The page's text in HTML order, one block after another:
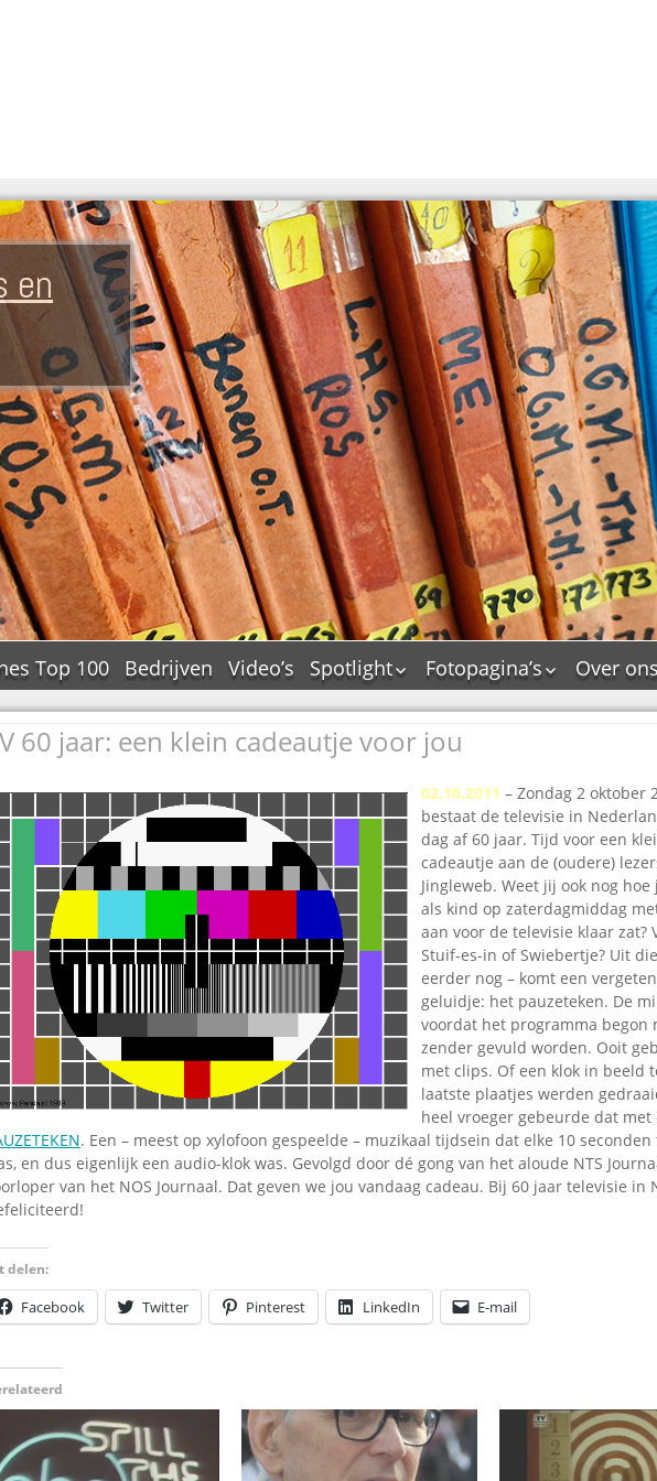
en
Top 100 Bedrijven Video’s
Spotlight
De Tourflitsjingle –
wie zijn de makers?
Jingledemo’s en hun
Dallas jingle city
De Tourtune
Ferry Maat 65
Ferry Maat interview
Jingle Awards
Jingle NIEUW
Omroepbanden
Stoomfluit Klaas
Vaak
Uitvinding
jinglecassette
Fotopagina’s
JAM in pictures
PAMS in pictures
Pepper & Tanner in
pictures
Top Format in
pictures
Dik Voormekaar in
foto’s
Over ons
60 jaar: een klein cadeautje voor jou
02.10.2011 – Zondag 2 oktober
bestaat de televisie in
dag af 60 jaar. Tijd voor een
cadeautje aan de (oudere)
Jingleweb. Weet jij ook nog hoe
als kind op zaterdagmiddag
aan voor de televisie klaar zat?
Stuif-es-in of Swiebertje? Uit
eerder nog – komt een vergeten
geluidje: het pauzeteken. De
voordat het programma begon
zender gevuld worden. Ooit
met clips. Of een klok in beeld
laatste plaatjes werden
heel vroeger gebeurde dat met
. Een – meest op xylofoon gespeelde – muzikaal tijdsein dat elke 10
en dus eigenlijk een audio-klok was. Gevolgd door dé gong van het aloude NTS
van het NOS Journaal. Dat geven we jou vandaag cadeau. Bij 60 jaar televisie in
delen:
Facebook Twitter Pinterest LinkedIn E-mail